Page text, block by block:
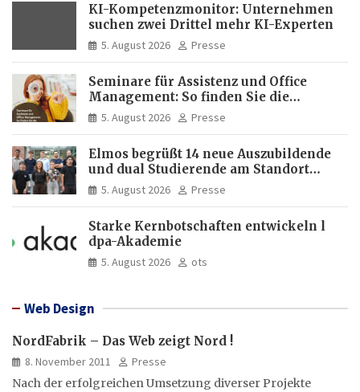
KI-Kompetenzmonitor: Unternehmen
suchen zwei Drittel mehr KI-Experten
5. August 2026 Presse
Seminare für Assistenz und Office
Management: So finden Sie die
passende Weiterbildung
5. August 2026 Presse
Elmos begrüßt 14 neue Auszubildende
und dual Studierende am Standort
Dortmund
5. August 2026 Presse
Starke Kernbotschaften entwickeln l
dpa-Akademie
5. August 2026 ots
Web Design
NordFabrik – Das Web zeigt Nord !
8. November 2011
Presse
Nach der erfolgreichen Umsetzung diverser Projekte